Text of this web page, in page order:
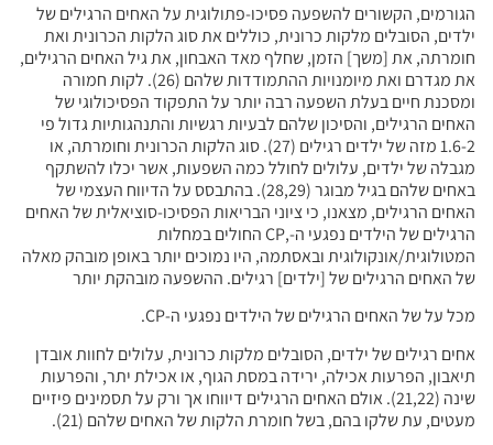
הגורמים, הקשורים להשפעה פסיכו-פתולוגית על האחים הרגילים של
ילדים, הסובלים מלקות כרונית, כוללים את סוג הלקות הכרונית ואת
חומרתה, את [משך] הזמן, שחלף מאד האבחון, את גיל האחים הרגילים,
את מגדרם ואת מיומנויות ההתמודדות שלהם (26). לקות חמורה
ומסכנת חיים בעלת השפעה רבה יותר על התפקוד הפסיכולוגי של
האחים הרגילים, והסיכון שלהם לבעיות רגשיות והתנהגותיות גדול פי
1.6-2 מזה של ילדים רגילים (27). סוג הלקות הכרונית וחומרתה, או
מגבלה של ילדים, עלולים לחולל כמה השפעות, אשר יכלו להשתקף
באחים שלהם בגיל מבוגר (28,29). בהתבסס על הדיווח העצמי של
האחים הרגילים, מצאנו, כי ציוני הבריאות הפסיכו-סוציאלית של האחים
הרגילים של הילדים נפגעי ה-,CP החולים במחלות
המטולוגית/אונקולוגית ובאסתמה, היו נמוכים יותר באופן מובהק מאלה
של האחים הרגילים של [ילדים] רגילים. ההשפעה מובהקת יותר
מכל על של האחים הרגילים של הילדים נפגעי ה-CP.
אחים רגילים של ילדים, הסובלים מלקות כרונית, עלולים לחוות אובדן
תיאבון, הפרעות אכילה, ירידה במסת הגוף, או אכילת יתר, והפרעות
שינה (21,22). אולם האחים הרגילים דיווחו אך ורק על תסמינים פיזיים
מעטים, עת שלקו בהם, בשל חומרת הלקות של האחים שלהם (21).